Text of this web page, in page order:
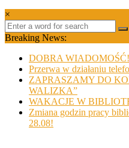
×
Breaking News:
DOBRA WIADOMOŚĆ!
Przerwa w działaniu
ZAPRASZAMY DO
WALIZKA”
WAKACJE W
Zmiana godzin pracy
28.08!